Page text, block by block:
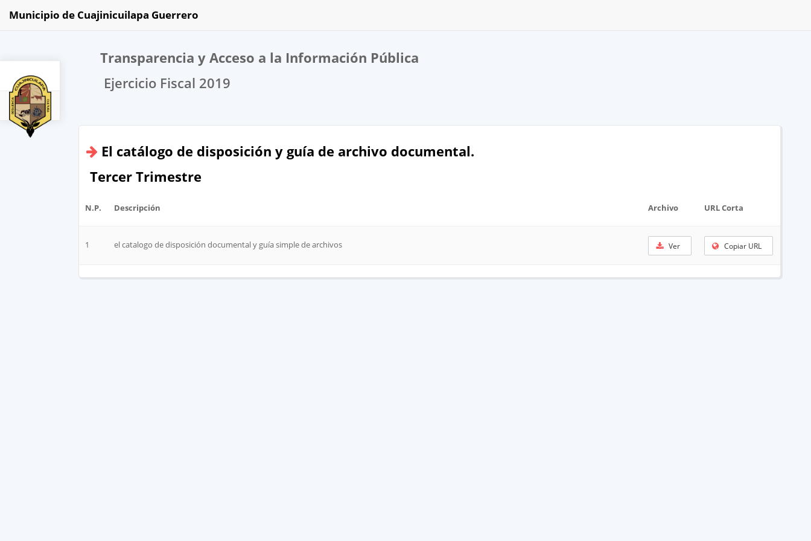
2019
Municipio de Cuajinicuilapa Guerrero
Transparencia y Acceso a la Información Pública
Ejercicio Fiscal 2019
El catálogo de disposición y guía de archivo documental.
Tercer Trimestre
N.P. Descripción Archivo URL Corta
1 el catalogo de disposición documental y guía simple de archivos Ver Copiar URL